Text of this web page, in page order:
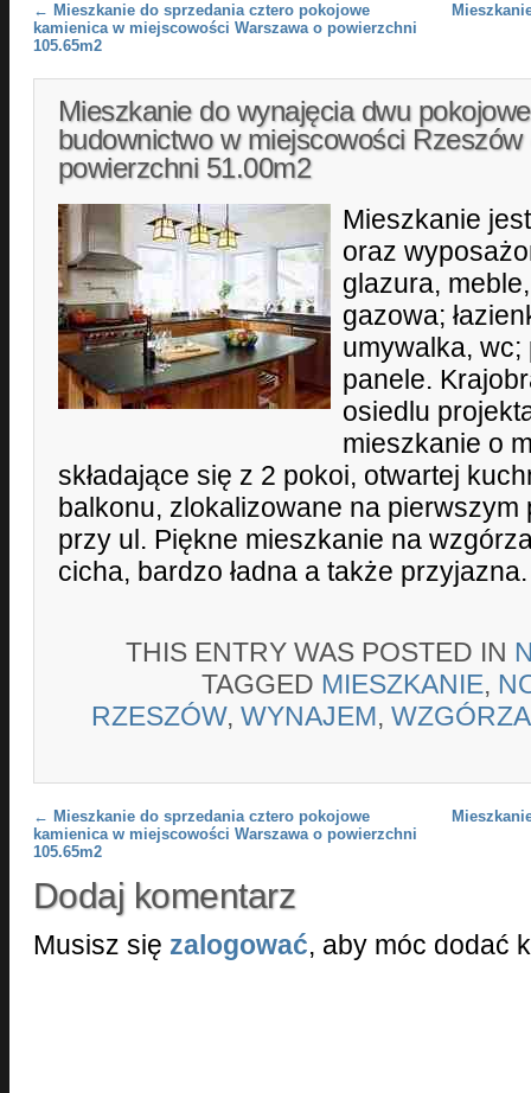
Post navigation
← Mieszkanie do sprzedania cztero pokojowe
kamienica w miejscowości Warszawa o powierzchni
105.65m2
Mieszkanie do wynajęcia dwu
budownictwo w miejscowości Rzeszów
powierzchni 51.00m2
Mieszkanie
oraz
glazura,
gazowa;
umywalka, wc;
panele.
osiedlu
mieszkanie o
składające się z 2 pokoi, otwartej
balkonu, zlokalizowane na pierwszym
przy ul. Piękne mieszkanie na
cicha, bardzo ładna a także przyjazna.
THIS ENTRY WAS POSTED IN
TAGGED MIESZKANIE,
RZESZÓW, WYNAJEM,
Post navigation
← Mieszkanie do sprzedania cztero pokojowe
kamienica w miejscowości Warszawa o powierzchni
105.65m2
Dodaj komentarz
Musisz się zalogować, aby móc dodać